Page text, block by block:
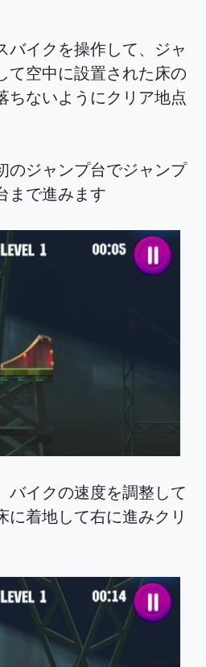
バイクを操作して、ジャ
て空中に設置された床の
ちないようにクリア地点
のジャンプ台でジャンプ
まで進みます
バイクの速度を調整して
に着地して右に進みクリ